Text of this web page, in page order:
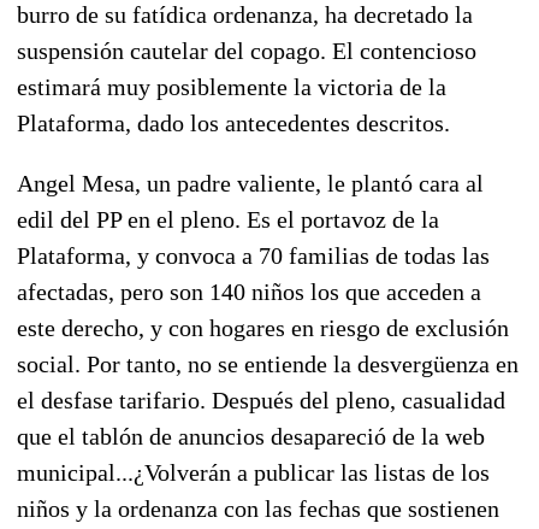
burro de su fatídica ordenanza, ha decretado la
suspensión cautelar del copago. El contencioso
estimará muy posiblemente la victoria de la
Plataforma, dado los antecedentes descritos.
Angel Mesa, un padre valiente, le plantó cara al
edil del PP en el pleno. Es el portavoz de la
Plataforma, y convoca a 70 familias de todas las
afectadas, pero son 140 niños los que acceden a
este derecho, y con hogares en riesgo de exclusión
social. Por tanto, no se entiende la desvergüenza en
el desfase tarifario. Después del pleno, casualidad
que el tablón de anuncios desapareció de la web
municipal...¿Volverán a publicar las listas de los
niños y la ordenanza con las fechas que sostienen